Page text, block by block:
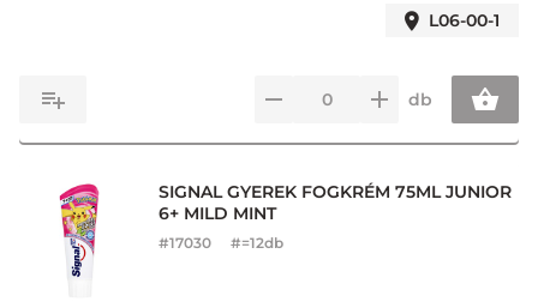
L06-00-1
db
SIGNAL GYEREK FOGKRÉM 75ML JUNIOR
6+ MILD MINT
#17030 #=12db